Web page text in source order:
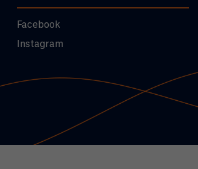
Facebook
Instagram